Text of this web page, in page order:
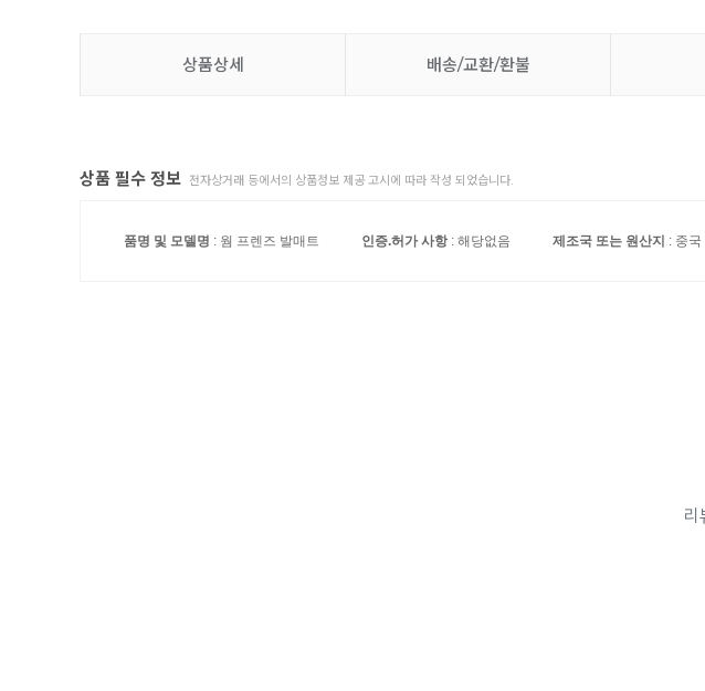
상품상세 배송/교환/환불
상품 필수 정보 전자상거래 등에서의 상품정보 제공 고시에 따라 작성 되었습니다.
품명 및 모델명 : 웜 프렌즈 발매트 인증.허가 사항: 해당없음 제조국 또는 원산지 : 중국